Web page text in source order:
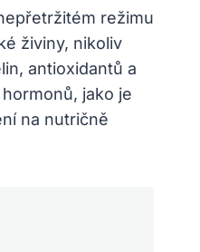
režimu
živiny, nikoliv
antioxidantů a
jako je
na nutričně